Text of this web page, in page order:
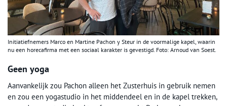
Initiatiefnemers Marco en Martine Pachon y Steur in de voormalige kapel, waarin
nu een horecafirma met een sociaal karakter is gevestigd. Foto: Arnoud van Soest.
Geen yoga
Aanvankelijk zou Pachon alleen het Zusterhuis in gebruik nemen
en zou een yogastudio in het middendeel en in de kapel trekken,